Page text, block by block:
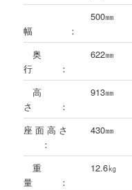
幅 ：
500㎜
奥
行 ：
622㎜
高
さ ：
913㎜
座 面 高 さ
：
430㎜
重
量 ：
12.6㎏